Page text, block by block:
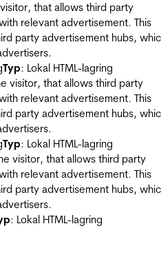
that allows third party
relevant advertisement. This
party advertisement hubs,
Typ: Lokal HTML-lagring
visitor, that allows third party
relevant advertisement. This
party advertisement hubs,
Typ: Lokal HTML-lagring
visitor, that allows third party
relevant advertisement. This
party advertisement hubs,
: Lokal HTML-lagring